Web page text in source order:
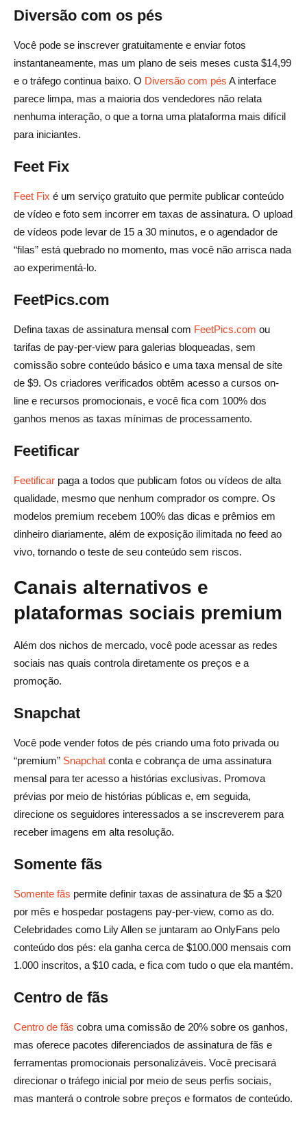
Diversão com os pés
Você pode se inscrever gratuitamente e enviar fotos
instantaneamente, mas um plano de seis meses custa $14,99
e o tráfego continua baixo. O Diversão com pés A interface
parece limpa, mas a maioria dos vendedores não relata
nenhuma interação, o que a torna uma plataforma mais difícil
para iniciantes.
Feet Fix
Feet Fix é um serviço gratuito que permite publicar conteúdo
de vídeo e foto sem incorrer em taxas de assinatura. O upload
de vídeos pode levar de 15 a 30 minutos, e o agendador de
“filas” está quebrado no momento, mas você não arrisca nada
ao experimentá-lo.
FeetPics.com
Defina taxas de assinatura mensal com FeetPics.com ou
tarifas de pay-per-view para galerias bloqueadas, sem
comissão sobre conteúdo básico e uma taxa mensal de site
de $9. Os criadores verificados obtêm acesso a cursos on-
line e recursos promocionais, e você fica com 100% dos
ganhos menos as taxas mínimas de processamento.
Feetificar
Feetificar paga a todos que publicam fotos ou vídeos de alta
qualidade, mesmo que nenhum comprador os compre. Os
modelos premium recebem 100% das dicas e prêmios em
dinheiro diariamente, além de exposição ilimitada no feed ao
vivo, tornando o teste de seu conteúdo sem riscos.
Canais alternativos e
plataformas sociais premium
Além dos nichos de mercado, você pode acessar as redes
sociais nas quais controla diretamente os preços e a
promoção.
Snapchat
Você pode vender fotos de pés criando uma foto privada ou
“premium” Snapchat conta e cobrança de uma assinatura
mensal para ter acesso a histórias exclusivas. Promova
prévias por meio de histórias públicas e, em seguida,
direcione os seguidores interessados a se inscreverem para
receber imagens em alta resolução.
Somente fãs
Somente fãs permite definir taxas de assinatura de $5 a $20
por mês e hospedar postagens pay-per-view, como as do.
Celebridades como Lily Allen se juntaram ao OnlyFans pelo
conteúdo dos pés: ela ganha cerca de $100.000 mensais com
1.000 inscritos, a $10 cada, e fica com tudo o que ela mantém.
Centro de fãs
Centro de fãs cobra uma comissão de 20% sobre os ganhos,
mas oferece pacotes diferenciados de assinatura de fãs e
ferramentas promocionais personalizáveis. Você precisará
direcionar o tráfego inicial por meio de seus perfis sociais,
mas manterá o controle sobre preços e formatos de conteúdo.